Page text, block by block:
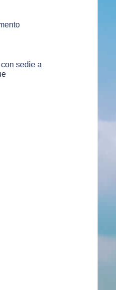
sedie a